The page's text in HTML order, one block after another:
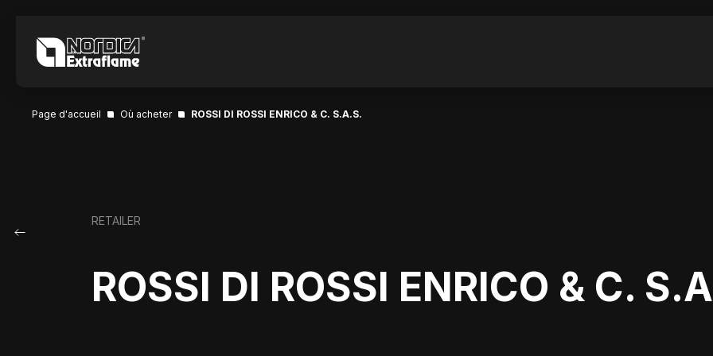
Page d'accueil Où acheter ROSSI DI ROSSI ENRICO & C. S.A.S.
RETAILER
ROSSI DI ROSSI ENRICO & C.